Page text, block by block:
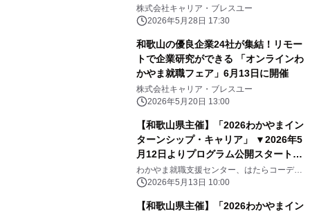
催！【参加無料】
株式会社キャリア・ブレスユー
2026年5月28日 17:30
和歌山の優良企業24社が集結！リモー
トで企業研究ができる 「オンラインわ
かやま就職フェア」6月13日に開催
株式会社キャリア・ブレスユー
2026年5月20日 13:00
【和歌山県主催】「2026わかやまイン
ターンシップ・キャリア」 ▼2026年5
月12日よりプログラム公開スタート！
▼
わかやま就職支援センター、はたらコーデわ
かやま
2026年5月13日 10:00
【和歌山県主催】「2026わかやまイン